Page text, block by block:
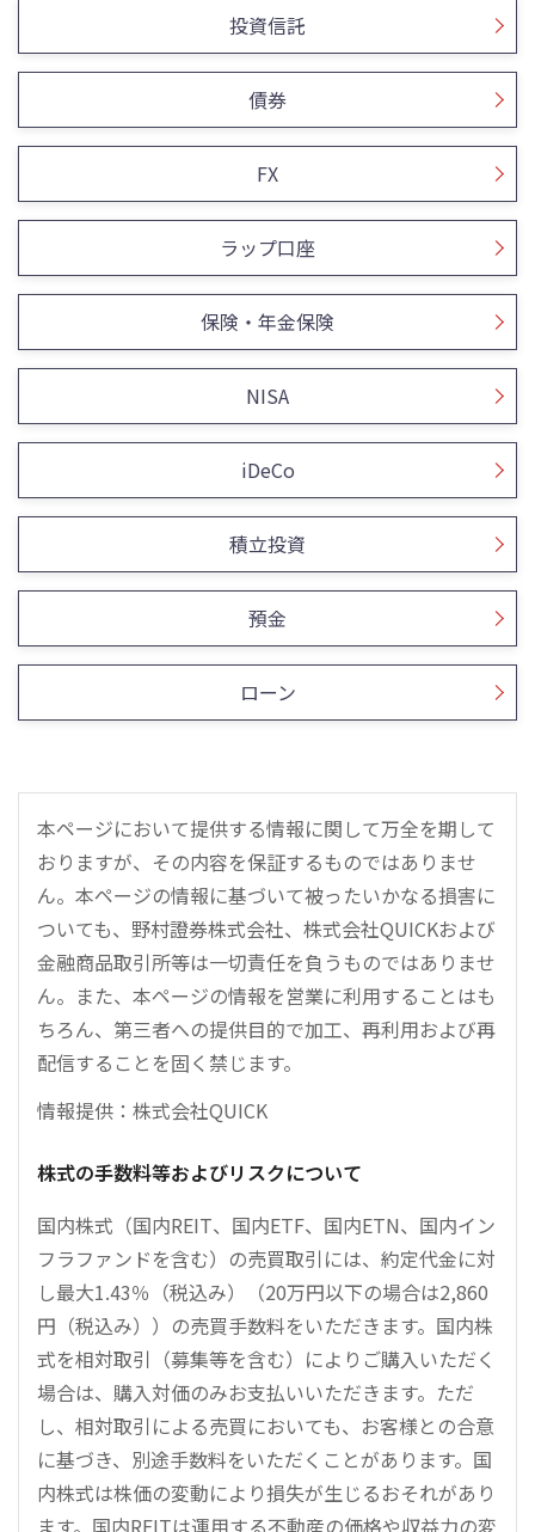
投資信託
債券
FX
ラップ口座
保険・年金保険
NISA
iDeCo
積立投資
預金
ローン
本ページにおいて提供する情報に関して万全を期して
おりますが、その内容を保証するものではありませ
ん。本ページの情報に基づいて被ったいかなる損害に
ついても、野村證券株式会社、株式会社QUICKおよび
金融商品取引所等は一切責任を負うものではありませ
ん。また、本ページの情報を営業に利用することはも
ちろん、第三者への提供目的で加工、再利用および再
配信することを固く禁じます。
情報提供：株式会社QUICK
株式の手数料等およびリスクについて
国内株式（国内REIT、国内ETF、国内ETN、国内イン
フラファンドを含む）の売買取引には、約定代金に対
し最大1.43％（税込み）（20万円以下の場合は2,860
円（税込み））の売買手数料をいただきます。国内株
式を相対取引（募集等を含む）によりご購入いただく
場合は、購入対価のみお支払いいただきます。ただ
し、相対取引による売買においても、お客様との合意
に基づき、別途手数料をいただくことがあります。国
内株式は株価の変動により損失が生じるおそれがあり
ます。国内REITは運用する不動産の価格や収益力の変